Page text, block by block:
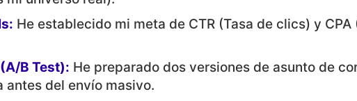
He establecido mi meta de CTR (Tasa de clics) y
B Test): He preparado dos versiones de asunto de
antes del envío masivo.